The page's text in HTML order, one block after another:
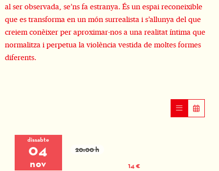
al ser observada, se’ns fa estranya. És un espai reconeixible
que es transforma en un món surrealista i s’allunya del que
creiem conèixer per aproximar-nos a una realitat íntima que
normalitza i perpetua la violència vestida de moltes formes
diferents.
dissabte
04
nov
20:00 h
14 €